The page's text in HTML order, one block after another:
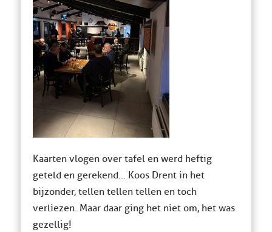
Kaarten vlogen over tafel en werd heftig
geteld en gerekend… Koos Drent in het
bijzonder, tellen tellen tellen en toch
verliezen. Maar daar ging het niet om, het was
gezellig!